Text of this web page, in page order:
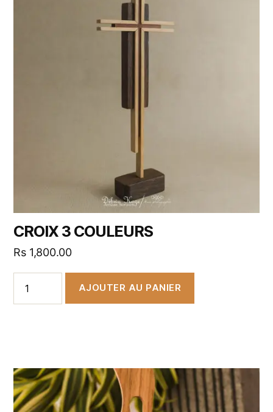
CROIX 3 COULEURS
Rs 1,800.00
AJOUTER AU PANIER